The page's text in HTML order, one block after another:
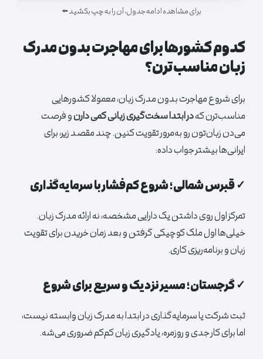
برای مشاهده ادامه جدول، آن را به چپ بکشید ⬅️
کدوم کشورها برای مهاجرت بدون مدرک
زبان مناسب‌ترن؟
برای شروع مهاجرت بدون مدرک زبان، معمولا کشورهایی
مناسب‌ترن کهدر ابتدا سخت‌گیری زبانی کمی دارنو فرصت
می‌دن زبان‌تون رو به‌مرور تقویت کنین. چند مقصد زیر، برای
ایرانی‌ها بیشتر جواب داده:
✓ قبرس شمالی؛ شروع کم‌فشار با سرمایه‌گذاری
تمرکز اول روی داشتن یک دارایی مشخصه، نه ارائه مدرک زبان.
خیلی‌ها اول ملک کوچیکی گرفتن و بعد زمان خریدن برای تقویت
زبان و برنامه‌ریزی کاری.
✓ گرجستان؛ مسیر نزدیک و سریع برای شروع
ثبت شرکت یا سرمایه‌گذاری در ابتدا به مدرک زبان وابسته نیست،
اما برای کار جدی و روزمره، یادگیری زبان کم‌کم ضروری می‌شه.